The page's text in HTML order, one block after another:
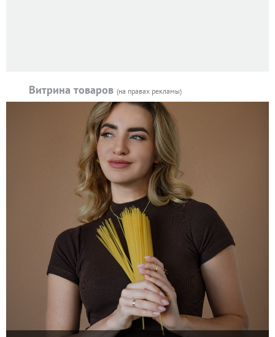
Витрина товаров (на правах рекламы)